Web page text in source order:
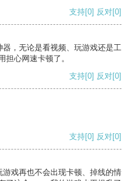
支持[0] 反对[0]
，无论是看视频、玩游戏还是工
担心网速卡顿了。
支持[0] 反对[0]
支持[0] 反对[0]
戏再也不会出现卡顿、掉线的情